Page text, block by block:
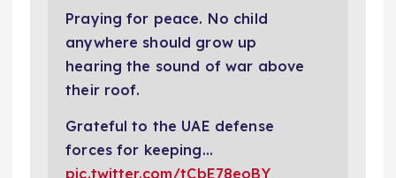
Praying for peace. No child
anywhere should grow up
hearing the sound of war above
their roof.
Grateful to the UAE defense
forces for keeping…
pic.twitter.com/tCbE78eoBY